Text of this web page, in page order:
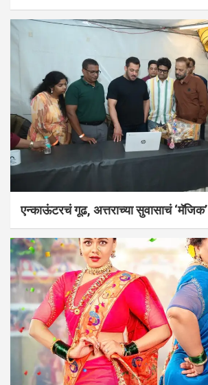
एन्काऊंटरचं गूढ, अत्तराच्या सुवासाचं ‘मॅजिक’